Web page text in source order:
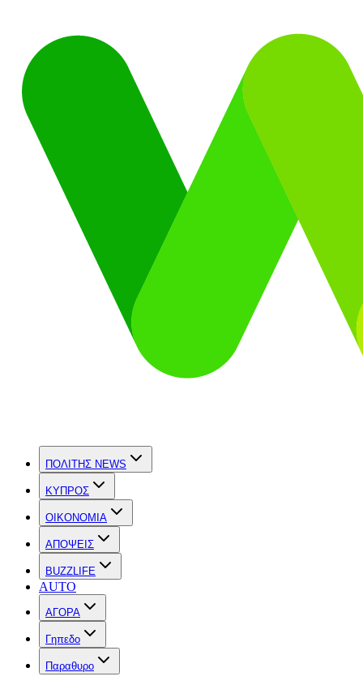
ΠΟΛΙΤΗΣ NEWS
ΚΥΠΡΟΣ
OIKONOMIA
ΑΠΟΨΕΙΣ
BUZZLIFE
AUTO
ΑΓΟΡΑ
Γηπεδο
Παραθυρο